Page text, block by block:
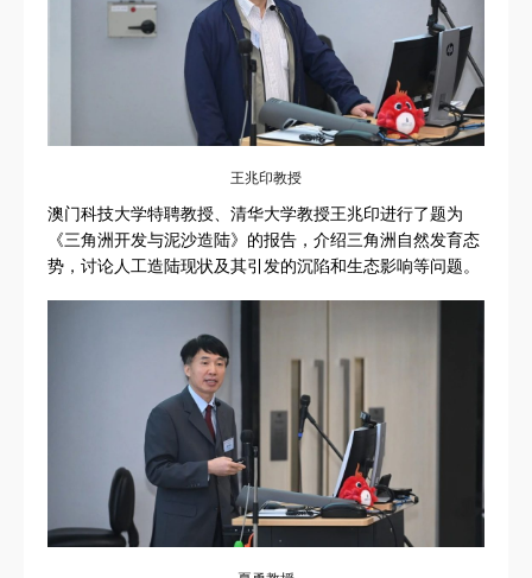
王兆印教授
澳门科技大学特聘教授、清华大学教授王兆印进行了题为
《三角洲开发与泥沙造陆》的报告，介绍三角洲自然发育态
势，讨论人工造陆现状及其引发的沉陷和生态影响等问题。